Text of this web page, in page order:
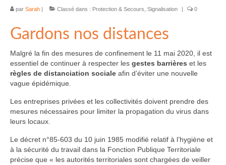
par Sarah | Classé dans : Protection & Secours Signalisation | 0
Gardons nos distances
Malgré la fin des mesures de confinement le 11 mai 2020, il est
essentiel de continuer à respecter les gestes barrières et les
règles de distanciation sociale afin d’éviter une nouvelle
vague épidémique.
Les entreprises privées et les collectivités doivent prendre des
mesures nécessaires pour limiter la propagation du virus dans
leurs locaux.
Le décret n°85-603 du 10 juin 1985 modifié relatif à l’hygiène et
à la sécurité du travail dans la Fonction Publique Territoriale
précise que « les autorités territoriales sont chargées de veiller